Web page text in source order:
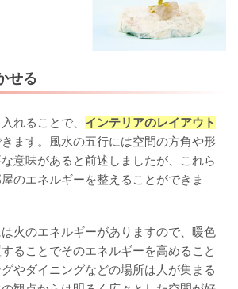
せる
れることで、 インテリアのレイアウト
ます。風水の五行には空間の方角や形
意味があると前述しましたが、これら
のエネルギーを整えることができま
火のエネルギーがありますので、暖色
ることでそのエネルギーを高めること
やダイニングなどの場所は人が集まる